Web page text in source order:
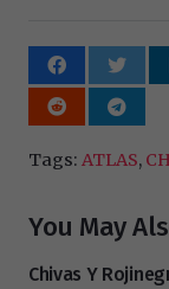
Tags: ATLAS,
You May
Chivas Y